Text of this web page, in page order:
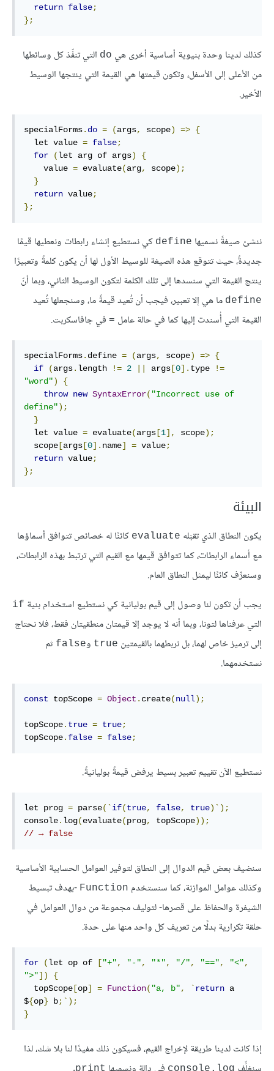
return false;
};
كذلك لدينا وحدة بنيوية أساسية أخرى هي do التي تنفِّذ كل وسائطها
من الأعلى إلى الأسفل، وتكون قيمتها هي القيمة التي ينتجها الوسيط
الأخير.
specialForms. do = (args, scope) => {
  let value
= false;
for
(let arg of args)
{
    value
= evaluate(arg, scope);
}
return value;
};
ننشئ صيغةً نسميها define كي نستطيع إنشاء رابطات ونعطيها قيمًا
جديدةً، حيث تتوقع هذه الصيغة للوسيط الأول لها أن يكون كلمةً وتعبيرًا
ينتج القيمة التي سنسدها إلى تلك الكلمة لتكون الوسيط الثاني، وبما أنّ
define ما هي إلا تعبير، فيجب أن تُعيد قيمةً ما، وسنجعلها تُعيد
القيمة التي أُسندت إليها كما في حالة عامل = في جافاسكربت.
specialForms. define = (args, scope) => {
if
(args. length != 2 || args[0]. type
!=
"word")
{
throw new SyntaxError( "Incorrect use of
define");
}
  let value
= evaluate(args[1], scope);
  scope
[args[0]. name] = value;
return value;
};
البيئة
يكون النطاق الذي تقبَله evaluate كائنًا له خصائص تتوافق أسماؤها
مع أسماء الرابطات، كما تتوافق قيمها مع القيم التي ترتبط بهذه الرابطات،
وسنعرِّف كائنًا ليمثل النطاق العام.
يجب أن تكون لنا وصول إلى قيم بوليانية كي نستطيع استخدام بنية if
التي عرفناها لتونا، وبما أنه لا يوجد إلا قيمتان منطقيتان فقط، فلا نحتاج
إلى ترميز خاص لهما، بل نربطهما بالقيمتين true وfalse ثم
نستخدمهما.
const topScope = Object . create(null);
topScope. true = true;
topScope. false = false;
نستطيع الآن تقييم تعبير بسيط يرفض قيمةً بوليانيةً.
let prog = parse(`if(true, false, true)`);
console. log(evaluate(prog, topScope));
// → false
سنضيف بعض قيم الدوال إلى النطاق لتوفير العوامل الحسابية الأساسية
وكذلك عوامل الموازنة، كما سنستخدم Function -بهدف تبسيط
الشيفرة والحفاظ على قصرها- لتوليف مجموعة من دوال العوامل في
حلقة تكرارية بدلًا من تعريف كل واحد منها على حدة.
for (let op of ["+", "-", "*", "/", "==", "<",
">"])
{
  topScope
[op] = Function( "a, b", `return a
${op} b;`);
}
إذا كانت لدينا طريقة لإخراج القيم، فسيكون ذلك مفيدًا لنا بلا شك، لذا
console.log
print